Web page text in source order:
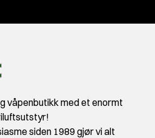
våpenbutikk med et enormt
siden 1989 gjør vi alt